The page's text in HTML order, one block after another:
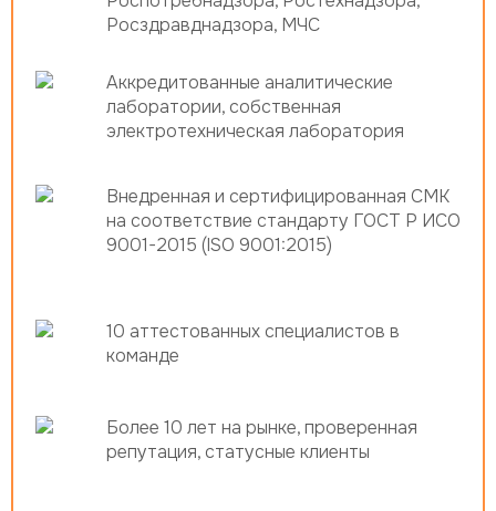
Росздравднадзора, МЧС
Аккредитованные аналитические
лаборатории, собственная
электротехническая лаборатория
Внедренная и сертифицированная СМК
на соответствие стандарту ГОСТ Р ИСО
9001-2015 (ISO 9001:2015)
10 аттестованных специалистов в
команде
Более 10 лет на рынке, проверенная
репутация, статусные клиенты